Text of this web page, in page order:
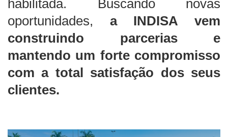
habilitada. Buscando novas
oportunidades, a INDISA vem
construindo parcerias e
mantendo um forte compromisso
com a total satisfação dos seus
clientes.